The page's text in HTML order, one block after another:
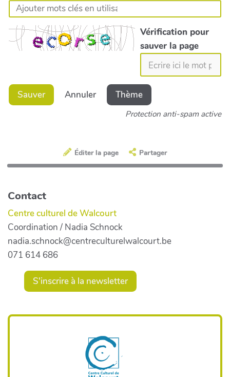
Vérification pour
sauver la page
Sauver Annuler Thème
Protection anti-spam active
Éditer la page Partager
Contact
Centre culturel de Walcourt
Coordination / Nadia Schnock
nadia.schnock@centreculturelwalcourt.be
071 614 686
S'inscrire à la newsletter